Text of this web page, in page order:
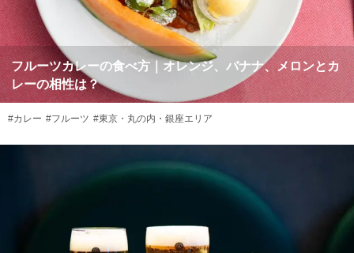
フルーツカレーの食べ方｜オレンジ、バナナ、メロンとカ
レーの相性は？
#カレー #フルーツ #東京・丸の内・銀座エリア